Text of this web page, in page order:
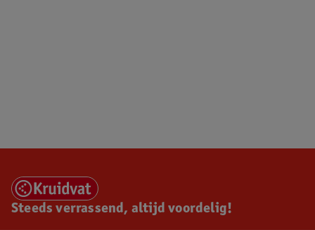
Steeds verrassend, altijd voordelig!